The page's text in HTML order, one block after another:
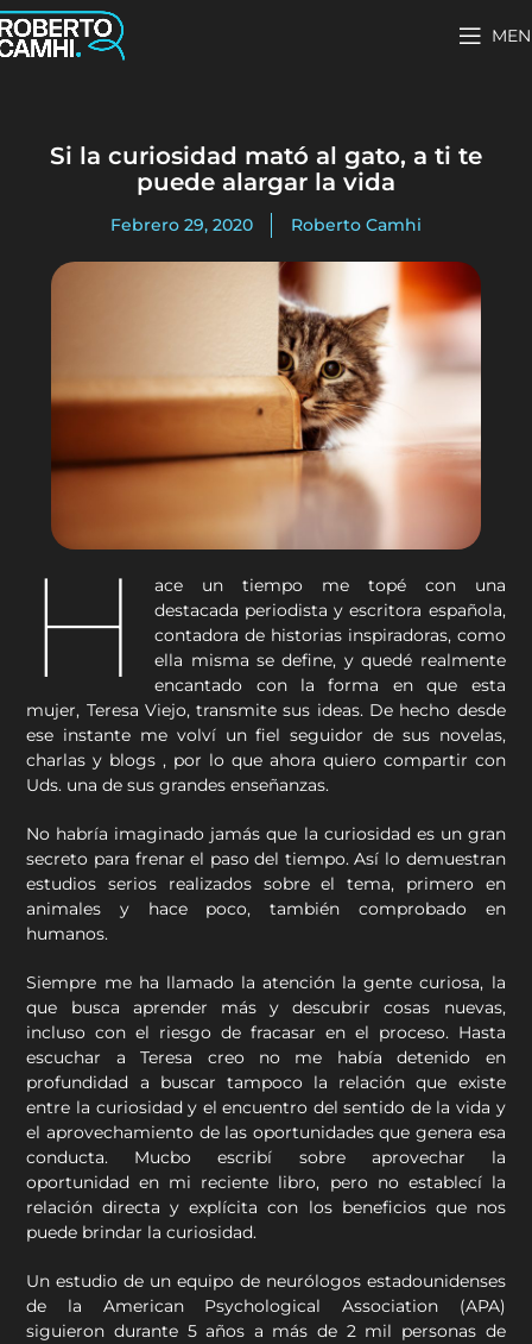
Si la curiosidad mató al gato, a ti te
puede alargar la vida
Febrero 29, 2020 Roberto Camhi
H
ace un tiempo me topé con una
destacada periodista y escritora española,
contadora de historias inspiradoras, como
ella misma se define, y quedé realmente
encantado con la forma en que esta
mujer, Teresa Viejo, transmite sus ideas. De hecho desde
ese instante me volví un fiel seguidor de sus novelas,
charlas y blogs , por lo que ahora quiero compartir con
Uds. una de sus grandes enseñanzas.
No habría imaginado jamás que la curiosidad es un gran
secreto para frenar el paso del tiempo. Así lo demuestran
estudios serios realizados sobre el tema, primero en
animales y hace poco, también comprobado en
humanos.
Siempre me ha llamado la atención la gente curiosa, la
que busca aprender más y descubrir cosas nuevas,
incluso con el riesgo de fracasar en el proceso. Hasta
escuchar a Teresa creo no me había detenido en
profundidad a buscar tampoco la relación que existe
entre la curiosidad y el encuentro del sentido de la vida y
el aprovechamiento de las oportunidades que genera esa
conducta. Mucbo escribí sobre aprovechar la
oportunidad en mi reciente libro, pero no establecí la
relación directa y explícita con los beneficios que nos
puede brindar la curiosidad.
Un estudio de un equipo de neurólogos estadounidenses
de la American Psychological Association (APA)
siguieron durante 5 años a más de 2 mil personas de